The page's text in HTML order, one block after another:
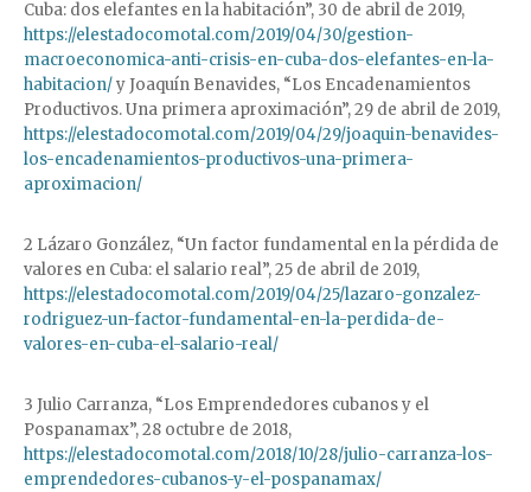
Cuba: dos elefantes en la habitación”, 30 de abril de 2019,
https://elestadocomotal.com/2019/04/30/gestion-
macroeconomica-anti-crisis-en-cuba-dos-elefantes-en-la-
habitacion/y Joaquín Benavides, “Los Encadenamientos
Productivos. Una primera aproximación”, 29 de abril de 2019,
https://elestadocomotal.com/2019/04/29/joaquin-benavides-
los-encadenamientos-productivos-una-primera-
aproximacion/
2 Lázaro González, “Un factor fundamental en la pérdida de
valores en Cuba: el salario real”, 25 de abril de 2019,
https://elestadocomotal.com/2019/04/25/lazaro-gonzalez-
rodriguez-un-factor-fundamental-en-la-perdida-de-
valores-en-cuba-el-salario-real/
3 Julio Carranza, “Los Emprendedores cubanos y el
Pospanamax”, 28 octubre de 2018,
https://elestadocomotal.com/2018/10/28/julio-carranza-los-
emprendedores-cubanos-y-el-pospanamax/